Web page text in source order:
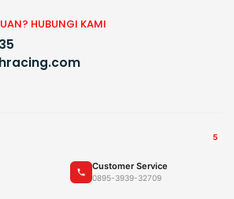
HUBUNGI KAMI
5
Customer Service
0895-3939-32709